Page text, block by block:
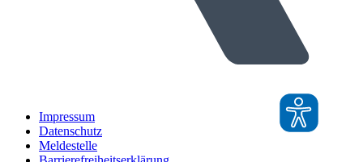
Impressum
Datenschutz
Meldestelle